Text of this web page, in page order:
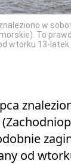
w
To
wtorku 13-
od